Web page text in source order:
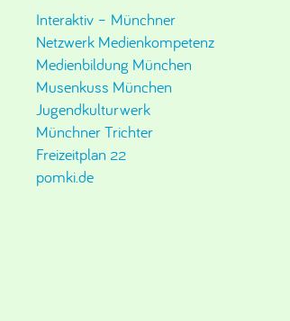
Interaktiv – Münchner
Netzwerk Medienkompetenz
Medienbildung München
Musenkuss München
Jugendkulturwerk
Münchner Trichter
Freizeitplan 22
pomki.de